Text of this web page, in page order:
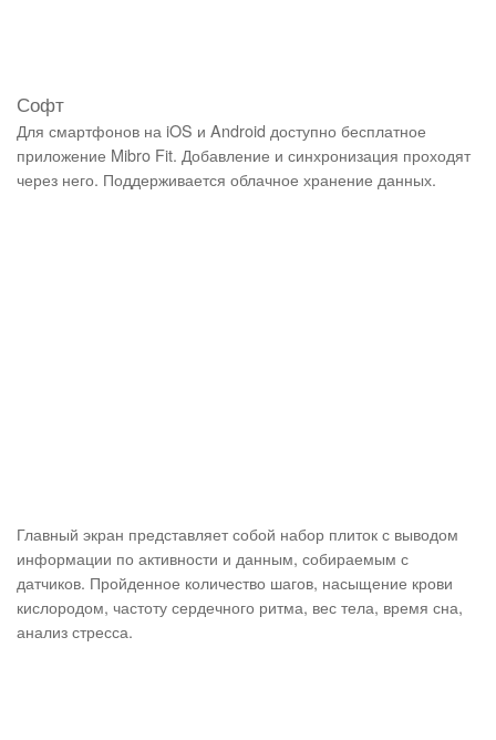
Софт
Для смартфонов на iOS и Android доступно бесплатное
приложение Mibro Fit. Добавление и синхронизация проходят
через него. Поддерживается облачное хранение данных.
Главный экран представляет собой набор плиток с выводом
информации по активности и данным, собираемым с
датчиков. Пройденное количество шагов, насыщение крови
кислородом, частоту сердечного ритма, вес тела, время сна,
анализ стресса.